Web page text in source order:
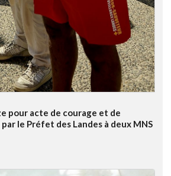
pour acte de courage et de
le Préfet des Landes à deux MNS